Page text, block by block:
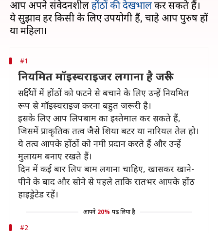
आप अपने संवेदनशीलहोंठों की देखभालकर सकते हैं।
ये सुझाव हर किसी के लिए उपयोगी हैं, चाहे आप पुरुष हों
#1
नियमित मॉइस्चराइजर लगाना है जरूरी
सर्दियों में होंठों को फटने से बचाने के लिए उन्हें नियमित
रूप से मॉइस्चराइज करना बहुत जरूरी है।
इसके लिए आप लिपबाम का इस्तेमाल कर सकते हैं,
जिसमें प्राकृतिक तत्व जैसे शिया बटर या नारियल तेल हो।
ये तत्व आपके होंठों को नमी प्रदान करते हैं और उन्हें
मुलायम बनाए रखते हैं।
दिन में कई बार लिप बाम लगाना चाहिए, खासकर खाने-
पीने के बाद और सोने से पहले ताकि रातभर आपके होंठ
हाइड्रेटेड रहें।
आपने 20% पढ़ लिया है
#2